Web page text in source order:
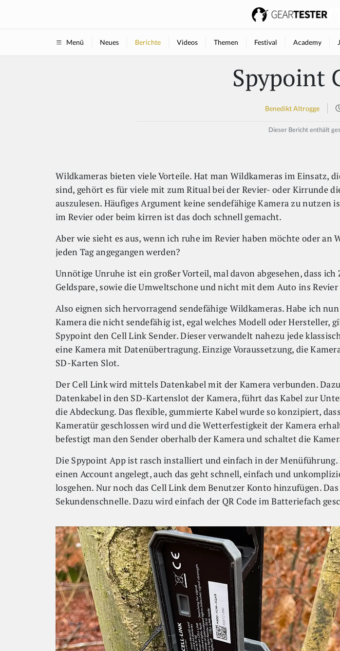
Menü Neues Berichte Videos Themen Festival Academy
Spypoint
Benedikt Altrogge
Dieser Bericht enthält
Wildkameras bieten viele Vorteile. Hat man Wildkameras im Einsatz,
sind, gehört es für viele mit zum Ritual bei der Revier- oder Kirrunde
auszulesen. Häufiges Argument keine sendefähige Kamera zu nutzen
im Revier oder beim kirren ist das doch schnell gemacht.
Aber wie sieht es aus, wenn ich ruhe im Revier haben möchte oder an
jeden Tag angegangen werden?
Unnötige Unruhe ist ein großer Vorteil, mal davon abgesehen, dass ich
Geldspare, sowie die Umweltschone und nicht mit dem Auto ins Revier
Also eignen sich hervorragend sendefähige Wildkameras. Habe ich
Kamera die nicht sendefähig ist, egal welches Modell oder Hersteller,
Spypoint den Cell Link Sender. Dieser verwandelt nahezu jede
eine Kamera mit Datenübertragung. Einzige Voraussetzung, die
SD-Karten Slot.
Der Cell Link wird mittels Datenkabel mit der Kamera verbunden.
Datenkabel in den SD-Kartenslot der Kamera, führt das Kabel zur
die Abdeckung. Das flexible, gummierte Kabel wurde so konzipiert,
Kameratür geschlossen wird und die Wetterfestigkeit der Kamera
befestigt man den Sender oberhalb der Kamera und schaltet die
Die Spypoint App ist rasch installiert und einfach in der Menüführung.
einen Account angelegt, auch das geht schnell, einfach und
losgehen. Nur noch das Cell Link dem Benutzer Konto hinzufügen.
Sekundenschnelle. Dazu wird einfach der QR Code im Batteriefach